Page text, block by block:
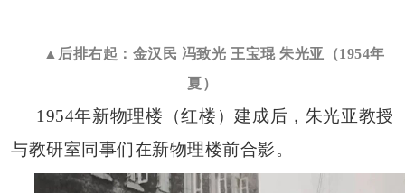
▲后排右起：金汉民 冯致光 王宝琨 朱光亚（1954年
夏）
1954年新物理楼（红楼）建成后，朱光亚教授
与教研室同事们在新物理楼前合影。